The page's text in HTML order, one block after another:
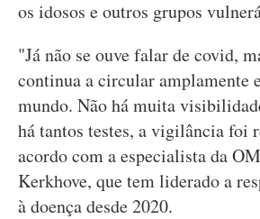
os idosos e outros grupos
"Já não se ouve falar de covid,
continua a circular amplamente
mundo. Não há muita
há tantos testes, a vigilância foi
acordo com a especialista da
Kerkhove, que tem liderado a
à doença desde 2020.